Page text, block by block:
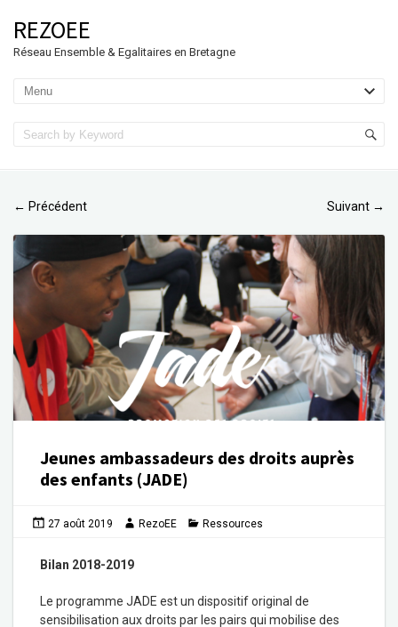
REZOEE
Réseau Ensemble & Egalitaires en Bretagne
← Précédent Suivant →
Jeunes ambassadeurs des droits auprès
des enfants (JADE)
27 août 2019 RezoEE Ressources
Bilan 2018-2019
Le programme JADE est un dispositif original de
sensibilisation aux droits par les pairs qui mobilise des